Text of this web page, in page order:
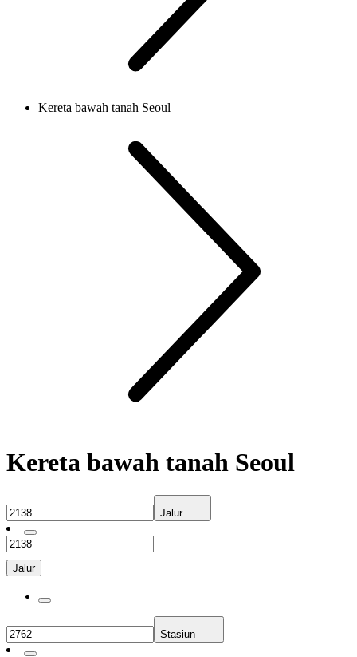
Kereta bawah tanah Seoul
Kereta bawah tanah Seoul
Jalur
Jalur
Stasiun